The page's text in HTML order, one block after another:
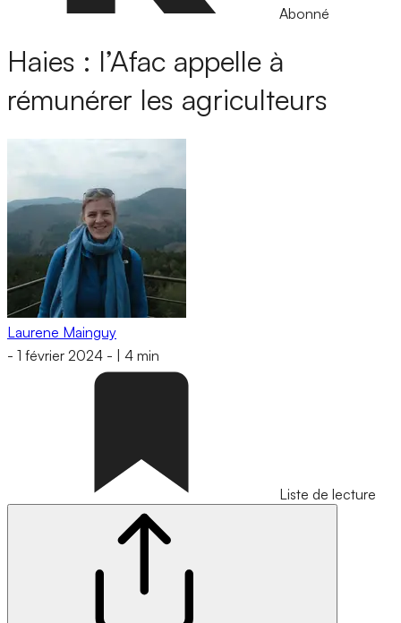
Abonné
Haies : l’Afac appelle à
rémunérer les agriculteurs
Laurene Mainguy
- 1 février 2024 - 4 min
Liste de lecture